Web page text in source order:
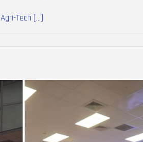
Tech [...]